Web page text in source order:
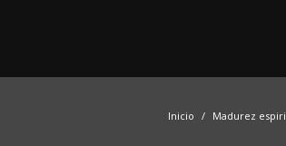
Inicio Madurez